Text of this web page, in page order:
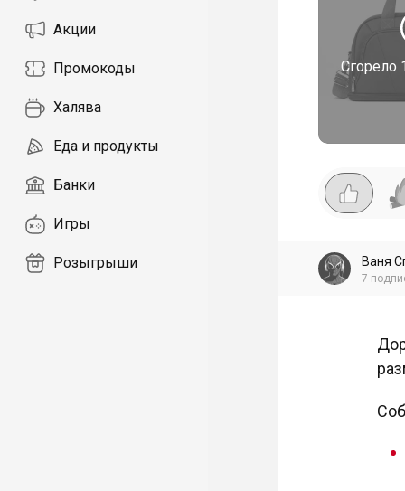
Акции
Промокоды
Халява
Еда и продукты
Банки
Игры
Розыгрыши
Сгорело
Ваня
7